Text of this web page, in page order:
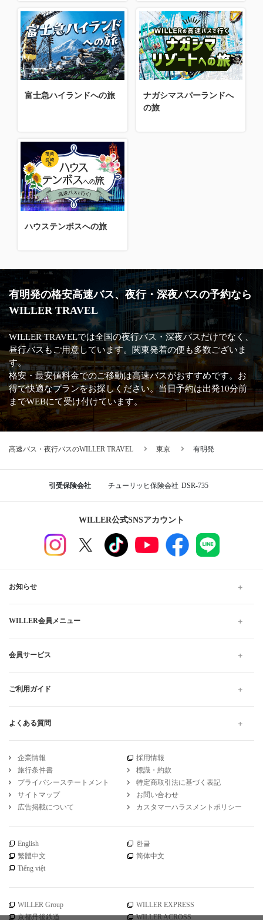
富士急ハイランドへの旅
ナガシマスパーランドへ
の旅
ハウステンボスへの旅
有明発の格安高速バス、夜行・深夜バスの予約なら
WILLER TRAVEL
WILLER TRAVELでは全国の夜行バス・深夜バスだけでなく、
昼行バスもご用意しています。関東発着の便も多数ございま
す。
格安・最安値料金でのご移動は高速バスがおすすめです。お
得で快適なプランをお探しください。当日予約は出発10分前
までWEBにて受け付けています。
高速バス・夜行バスのWILLER TRAVEL 東京 有明発
引受保険会社 チューリッヒ保険会社 DSR-735
WILLER公式SNSアカウント
お知らせ
WILLER会員メニュー
会員サービス
ご利用ガイド
よくある質問
企業情報
採用情報
旅行条件書
標識・約款
プライバシーステートメント
特定商取引法に基づく表記
サイトマップ
お問い合わせ
広告掲載について
カスタマーハラスメントポリシー
English
한글
繁體中文
简体中文
Tiếng việt
WILLER Group
WILLER EXPRESS
京都丹後鉄道
WILLER ACROSS